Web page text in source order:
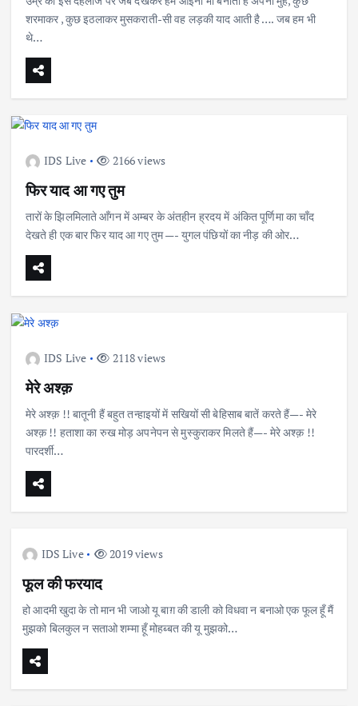
शरमाकर , कुछ इठलाकर मुसकराती-सी वह लड़की याद आती है …. जब हम भी
थे…
IDS Live 2166 views
फिर याद आ गए तुम
तारों के झिलमिलाते आँगन में अम्बर के अंतहीन ह्रदय में अंकित पूर्णिमा का चाँद
देखते ही एक बार फिर याद आ गए तुम —- युगल पंछियों का नीड़ की ओर…
IDS Live 2118 views
मेरे अश्क़
मेरे अश्क़ !! बातूनी हैं बहुत तन्हाइयों में सखियों सी बेहिसाब बातें करते हैं—- मेरे
अश्क़ !! हताशा का रुख मोड़ अपनेपन से मुस्कुराकर मिलते हैं—- मेरे अश्क़ !!
पारदर्शी…
IDS Live 2019 views
फूल की फरयाद
हो आदमी खुदा के तो मान भी जाओ यू बाग़ की डाली को विधवा न बनाओ एक फूल हूँ मैं
मुझको बिलकुल न सताओ शम्मा हूँ मोहब्बत की यू मुझको…